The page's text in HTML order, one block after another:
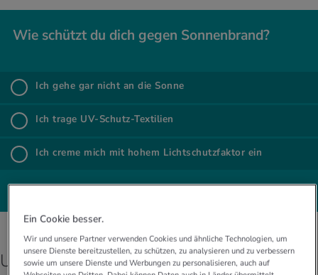
Wie schützt du dich gegen Son­nen­brand?
Ich gehe gar nicht an die Sonne
Ich trage UV-Schutz-Tex­ti­li­en
Ich creme mich mit hohem Licht­schutz­fak­tor ein
%
UV-Schutz durch Sonnencreme
Ein Cookie besser.
Wir und unsere Partner verwenden Cookies und ähnliche Technologien, um
unsere Dienste bereitzustellen, zu schützen, zu analysieren und zu verbessern
sowie um unsere Dienste und Werbungen zu personalisieren, auch auf